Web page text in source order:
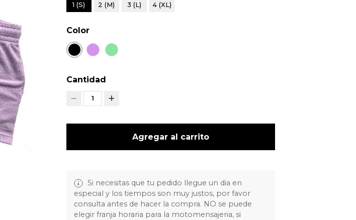
1 (S) 2 (M) 3 (L) 4 (XL)
Color
Cantidad
1
Agregar al carrito
Si necesitas que tu pedido llegue un dia en
especial y los tiempos son muy justos, por favor
consulta antes de hacer la compra. NO se puede
elegir franja horaria para la motomensajeria, si